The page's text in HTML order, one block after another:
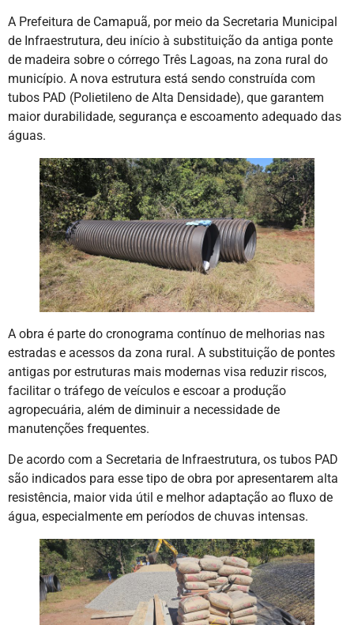
A Prefeitura de Camapuã, por meio da Secretaria Municipal
de Infraestrutura, deu início à substituição da antiga ponte
de madeira sobre o córrego Três Lagoas, na zona rural do
município. A nova estrutura está sendo construída com
tubos PAD (Polietileno de Alta Densidade), que garantem
maior durabilidade, segurança e escoamento adequado das
águas.
A obra é parte do cronograma contínuo de melhorias nas
estradas e acessos da zona rural. A substituição de pontes
antigas por estruturas mais modernas visa reduzir riscos,
facilitar o tráfego de veículos e escoar a produção
agropecuária, além de diminuir a necessidade de
manutenções frequentes.
De acordo com a Secretaria de Infraestrutura, os tubos PAD
são indicados para esse tipo de obra por apresentarem alta
resistência, maior vida útil e melhor adaptação ao fluxo de
água, especialmente em períodos de chuvas intensas.